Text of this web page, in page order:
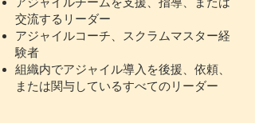
交流するリーダー
アジャイルコーチ、スクラムマスター経
験者
組織内でアジャイル導入を後援、依頼、
または関与しているすべてのリーダー